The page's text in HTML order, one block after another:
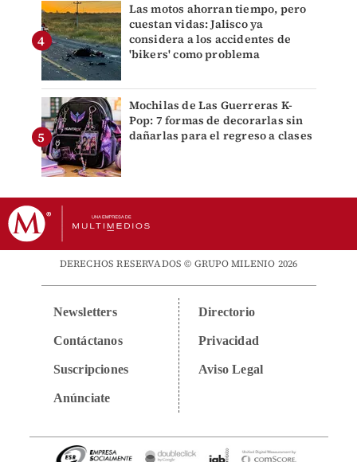
Las motos ahorran tiempo, pero
cuestan vidas: Jalisco ya
considera a los accidentes de
'bikers' como problema
Mochilas de Las Guerreras K-
Pop: 7 formas de decorarlas sin
dañarlas para el regreso a clases
DERECHOS RESERVADOS © GRUPO MILENIO 2026
Newsletters
Contáctanos
Suscripciones
Anúnciate
Directorio
Privacidad
Aviso Legal